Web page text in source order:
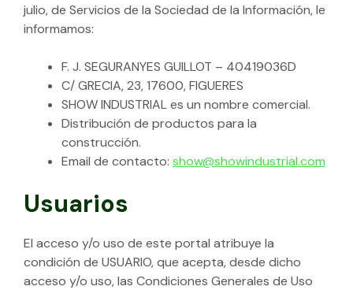
julio, de Servicios de la Sociedad de la Información, le
informamos:
F. J. SEGURANYES GUILLOT – 40419036D
C/ GRECIA, 23, 17600, FIGUERES
SHOW INDUSTRIAL es un nombre comercial.
Distribución de productos para la
construcción.
Email de contacto: show@showindustrial.com
Usuarios
El acceso y/o uso de este portal atribuye la
condición de USUARIO, que acepta, desde dicho
acceso y/o uso, las Condiciones Generales de Uso